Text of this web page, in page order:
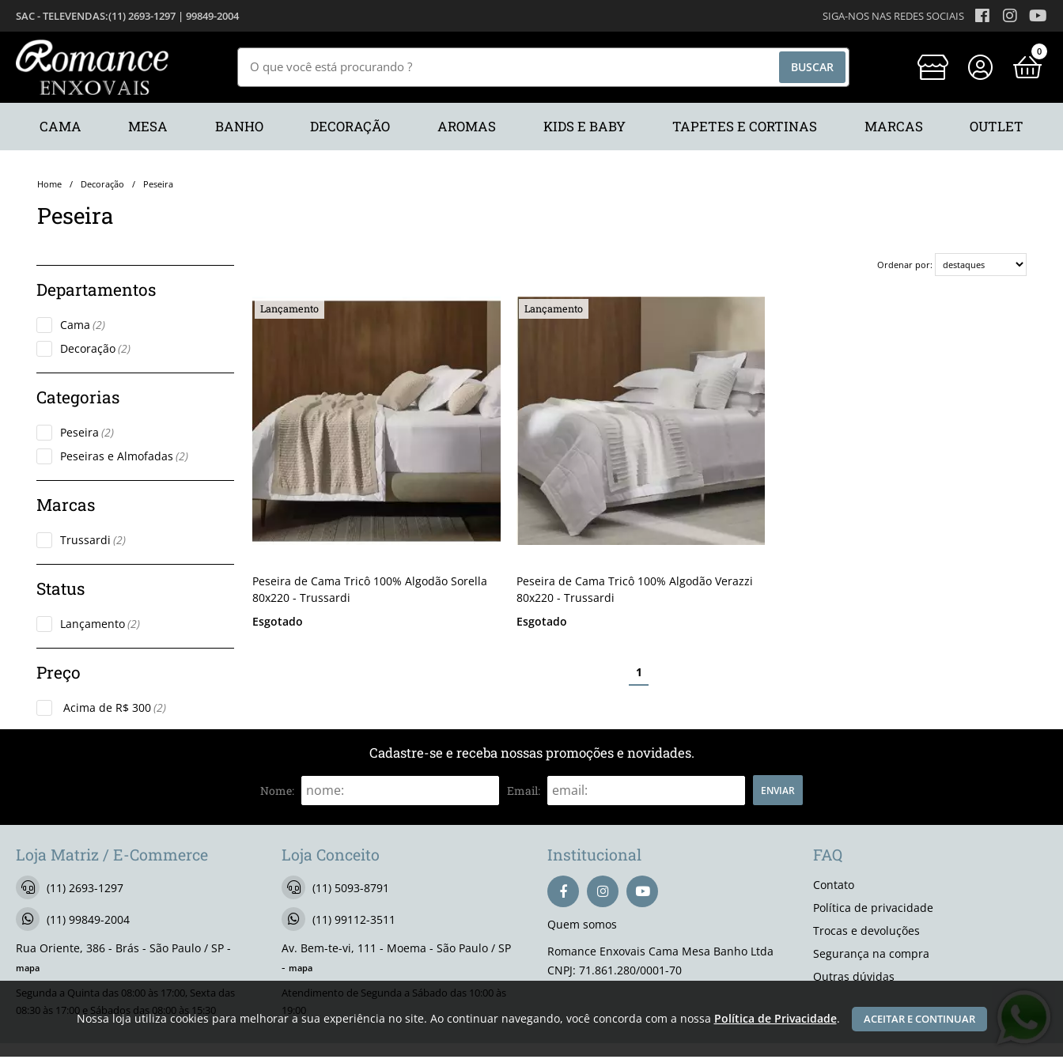
0
(11) 2693-1297 | 99849-2004
CAMA MESA BANHO DECORAÇÃO AROMAS KIDS E BABY TAPETES E CORTINAS MARCAS OUTLET
SIGA-NOS NAS REDES SOCIAIS
Decoração Peseira
Peseira
Cama (2)
Decoração(2)
Peseira (2)
Peseiras e Almofadas (2)
Trussardi (2)
Lançamento(2)
Acima de R$ 300(2)
Ordenar por:
Lançamento
Peseira de Cama Tricô 100% Algodão Sorella
80x220 - Trussardi
Esgotado
Lançamento
Peseira de Cama Tricô 100% Algodão Verazzi
80x220 - Trussardi
Esgotado
1
Cadastre-se e receba nossas promoções e novidades.
Nome: Email: ENVIAR
Loja Matriz / E-Commerce
(11) 2693-1297
(11) 99849-2004
Rua Oriente, 386 - Brás - São Paulo / SP -
mapa
Segunda a Quinta das 08:00 às 17:00, Sexta das
08:30 às 17:00 e Sábados das 08:00 às 15:30
Loja Conceito
(11) 5093-8791
(11) 99112-3511
Av. Bem-te-vi, 111 - Moema - São Paulo / SP
- mapa
Atendimento de Segunda a Sábado das 10:00 às
19:00
Institucional
Quem somos
Romance Enxovais Cama Mesa Banho Ltda
CNPJ: 71.861.280/0001-70
FAQ
Contato
Política de privacidade
Trocas e devoluções
Segurança na compra
Outras dúvidas
Nossa loja utiliza cookies para melhorar a sua experiência no site. Ao continuar navegando, você concorda com a nossa Política de Privacidade. ACEITAR E CONTINUAR